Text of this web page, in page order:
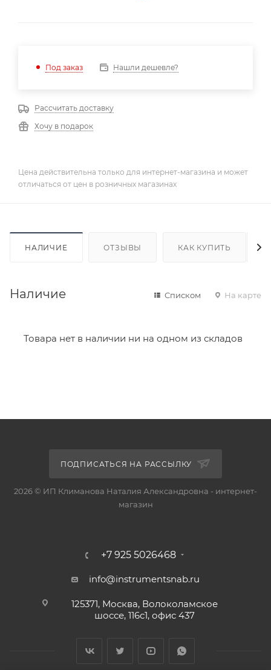
Под заказ Нашли дешевле?
Рассчитать доставку
Хочу в подарок
Цена действительна только для интернет-магазина и может
отличаться от цен в розничных магазинах
НАЛИЧИЕ ОТЗЫВЫ КАК КУПИТЬ
Наличие Списком На карте
Товара нет в наличии ни на одном из складов
ПОДПИСАТЬСЯ НА РАССЫЛКУ
2026 © ИП Климанова Наталия Александровна - интернет-
магазин
+7 925 5026468
info@instrumentsnab.ru
125371, Москва, Волоколамское
шоссе, 116с1, офис 437